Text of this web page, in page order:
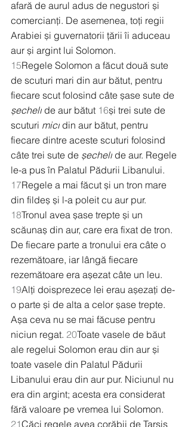
afară de aurul adus de negustori și
comercianți. De asemenea, toți regii
Arabiei și guvernatorii țării îi aduceau
aur și argint lui Solomon.
15Regele Solomon a făcut două sute
de scuturi mari din aur bătut, pentru
fiecare scut folosind câte șase sute de
șecheli de aur bătut 16și trei sute de
scuturi mici din aur bătut, pentru
fiecare dintre aceste scuturi folosind
câte trei sute de șecheli de aur. Regele
le-a pus în Palatul Pădurii Libanului.
17Regele a mai făcut și un tron mare
din fildeș și l-a poleit cu aur pur.
18Tronul avea șase trepte și un
scăunaș din aur, care era fixat de tron.
De fiecare parte a tronului era câte o
rezemătoare, iar lângă fiecare
rezemătoare era așezat câte un leu.
19Alți doisprezece lei erau așezați de-
o parte și de alta a celor șase trepte.
Așa ceva nu se mai făcuse pentru
niciun regat. 20Toate vasele de băut
ale regelui Solomon erau din aur și
toate vasele din Palatul Pădurii
Libanului erau din aur pur. Niciunul nu
era din argint; acesta era considerat
fără valoare pe vremea lui Solomon.
21Căci regele avea corăbii de Tarșiș